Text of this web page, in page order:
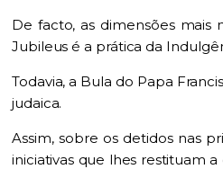
De facto, as dimensões
Jubileus é a prática da
Todavia, a Bula do Papa
judaica.
Assim, sobre os detidos nas
iniciativas que lhes restituam